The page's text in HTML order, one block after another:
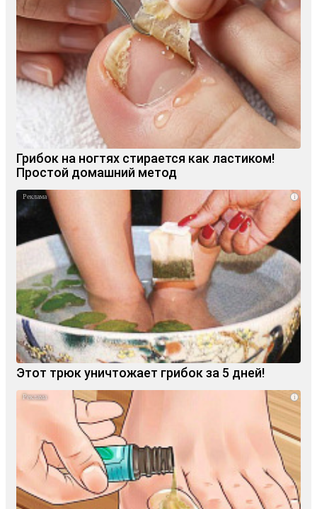
Грибок на ногтях стирается как ластиком!
Простой домашний метод
i
Этот трюк уничтожает грибок за 5 дней!
i